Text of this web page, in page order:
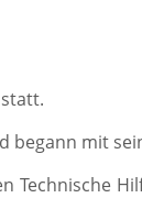
mit
Technische